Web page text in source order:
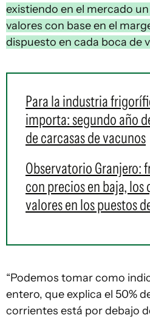
existiendo en el mercado
valores con base en el
dispuesto en cada boca de
Para la industria
importa: segundo año
de carcasas de vacunos
Observatorio Granjero:
con precios en baja, los
valores en los puestos
“Podemos tomar como
entero, que explica el 50%
corrientes está por debajo